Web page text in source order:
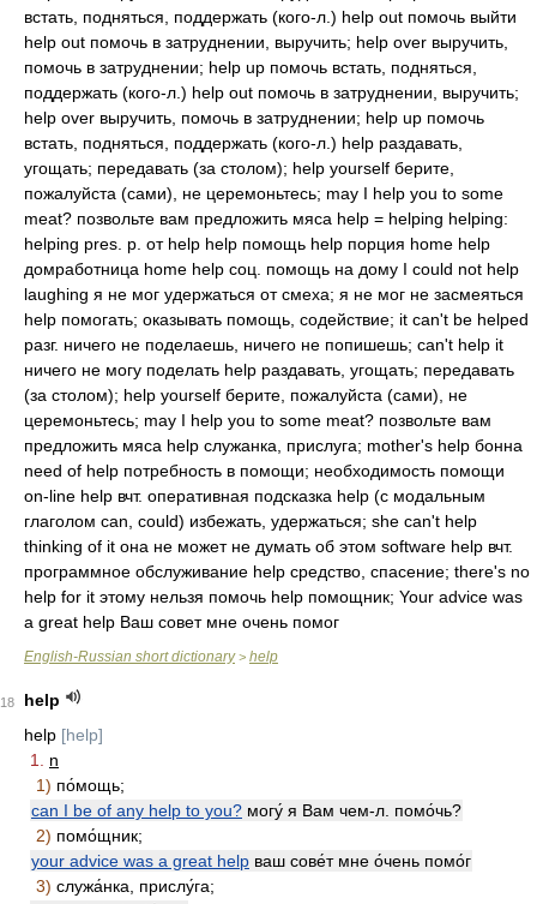
встать, подняться, поддержать (кого-л.) help out помочь выйти
help out помочь в затруднении, выручить; help over выручить,
помочь в затруднении; help up помочь встать, подняться,
поддержать (кого-л.) help out помочь в затруднении, выручить;
help over выручить, помочь в затруднении; help up помочь
встать, подняться, поддержать (кого-л.) help раздавать,
угощать; передавать (за столом); help yourself берите,
пожалуйста (сами), не церемоньтесь; may I help you to some
meat? позвольте вам предложить мяса help = helping helping:
helping pres. p. от help help помощь help порция home help
домработница home help соц. помощь на дому I could not help
laughing я не мог удержаться от смеха; я не мог не засмеяться
help помогать; оказывать помощь, содействие; it can't be helped
разг. ничего не поделаешь, ничего не попишешь; can't help it
ничего не могу поделать help раздавать, угощать; передавать
(за столом); help yourself берите, пожалуйста (сами), не
церемоньтесь; may I help you to some meat? позвольте вам
предложить мяса help служанка, прислуга; mother's help бонна
need of help потребность в помощи; необходимость помощи
on-line help вчт. оперативная подсказка help (с модальным
глаголом can, could) избежать, удержаться; she can't help
thinking of it она не может не думать об этом software help вчт.
программное обслуживание help средство, спасение; there's no
help for it этому нельзя помочь help помощник; Your advice was
a great help Ваш совет мне очень помог
English-Russian short dictionary> help
18
help
help [help]
1.
n
1) по́мощь;
can I be of any help to you? могу́ я Вам чем-л. помо́чь?
2) помо́щник;
your advice was a great help ваш сове́т мне о́чень помо́г
3) служа́нка, прислу́га;